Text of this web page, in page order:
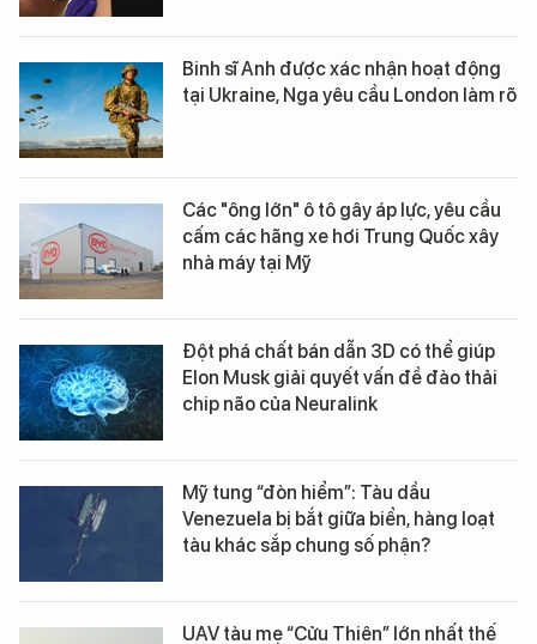
Binh sĩ Anh được xác nhận hoạt động
tại Ukraine, Nga yêu cầu London làm rõ
Các "ông lớn" ô tô gây áp lực, yêu cầu
cấm các hãng xe hơi Trung Quốc xây
nhà máy tại Mỹ
Đột phá chất bán dẫn 3D có thể giúp
Elon Musk giải quyết vấn đề đào thải
chip não của Neuralink
Mỹ tung “đòn hiểm”: Tàu dầu
Venezuela bị bắt giữa biển, hàng loạt
tàu khác sắp chung số phận?
UAV tàu mẹ “Cửu Thiên” lớn nhất thế